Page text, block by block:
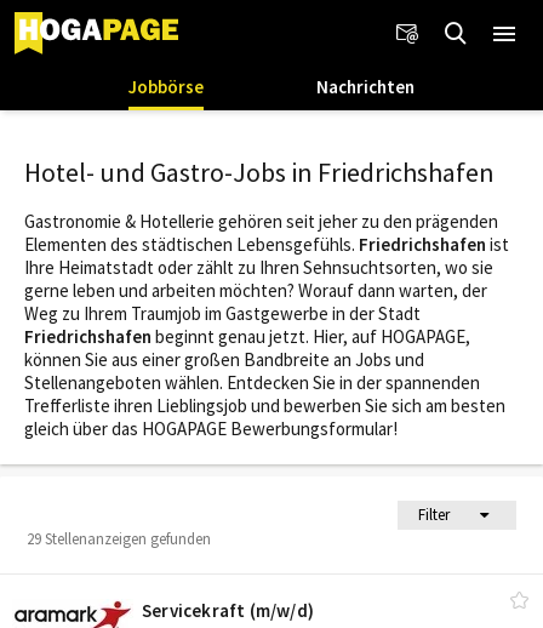
Jobbörse Nachrichten
Filter
29 Stellenanzeigen gefunden
Servicekraft (m/​w/​d)
Hotel- und Gastro-Jobs in Friedrichshafen
Gastronomie & Hotellerie gehören seit jeher zu den prägenden
Elementen des städtischen Lebensgefühls. Friedrichshafen ist
Ihre Heimatstadt oder zählt zu Ihren Sehnsuchtsorten, wo sie
gerne leben und arbeiten möchten? Worauf dann warten, der
Weg zu Ihrem Traumjob im Gastgewerbe in der Stadt
Friedrichshafen beginnt genau jetzt. Hier, auf HOGAPAGE,
können Sie aus einer großen Bandbreite an Jobs und
Stellenangeboten wählen. Entdecken Sie in der spannenden
Trefferliste ihren Lieblingsjob und bewerben Sie sich am besten
gleich über das HOGAPAGE Bewerbungsformular!